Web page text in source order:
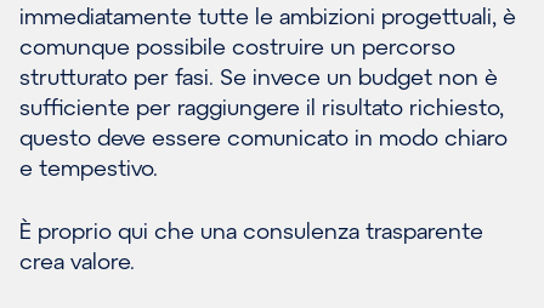
immediatamente tutte le ambizioni progettuali, è
comunque possibile costruire un percorso
strutturato per fasi. Se invece un budget non è
sufficiente per raggiungere il risultato richiesto,
questo deve essere comunicato in modo chiaro
e tempestivo.
È proprio qui che una consulenza trasparente
crea valore.